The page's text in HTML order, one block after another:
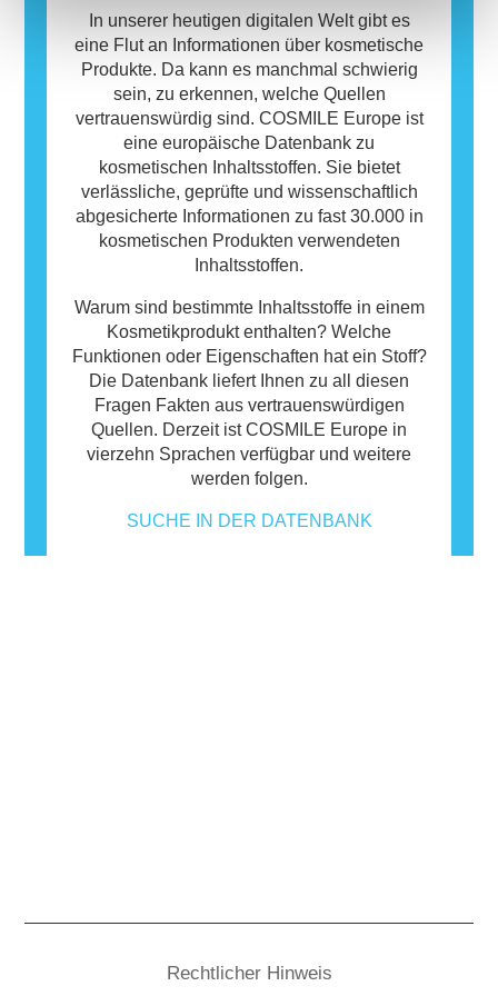
In unserer heutigen digitalen Welt gibt es
eine Flut an Informationen über kosmetische
Produkte. Da kann es manchmal schwierig
sein, zu erkennen, welche Quellen
vertrauenswürdig sind. COSMILE Europe ist
eine europäische Datenbank zu
kosmetischen Inhaltsstoffen. Sie bietet
verlässliche, geprüfte und wissenschaftlich
abgesicherte Informationen zu fast 30.000 in
kosmetischen Produkten verwendeten
Inhaltsstoffen.
Warum sind bestimmte Inhaltsstoffe in einem
Kosmetikprodukt enthalten? Welche
Funktionen oder Eigenschaften hat ein Stoff?
Die Datenbank liefert Ihnen zu all diesen
Fragen Fakten aus vertrauenswürdigen
Quellen. Derzeit ist COSMILE Europe in
vierzehn Sprachen verfügbar und weitere
werden folgen.
SUCHE IN DER DATENBANK
Rechtlicher Hinweis